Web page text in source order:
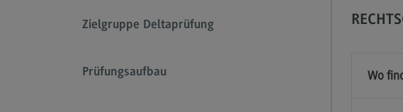
Zielgruppe Deltaprüfung
Prüfungsaufbau Wo